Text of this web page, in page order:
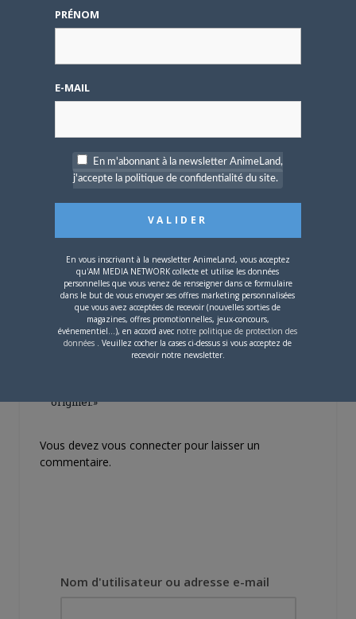
disponible !
4 AOÛT 2026 0
Une nouvelle série TV
Digimon en préparation
pour 2027
4 JUILLET 2026 0
[Entretien] Mokochan : «
Lors des prémices du
projet, il était déjà
originel.»
Vous devez vous connecter pour laisser un
commentaire.
Nom d'utilisateur ou adresse e-mail
PRÉNOM
E-MAIL
En m'abonnant à la newsletter AnimeLand,
j'accepte la politique de confidentialité du site.
En vous inscrivant à la newsletter AnimeLand, vous acceptez
qu'AM MEDIA NETWORK collecte et utilise les données
personnelles que vous venez de renseigner dans ce formulaire
dans le but de vous envoyer ses offres marketing personnalisées
que vous avez acceptées de recevoir (nouvelles sorties de
magazines, offres promotionnelles, jeux-concours,
événementiel...), en accord avec notre politique de protection des
données . Veuillez cocher la cases ci-dessus si vous acceptez de
recevoir notre newsletter.